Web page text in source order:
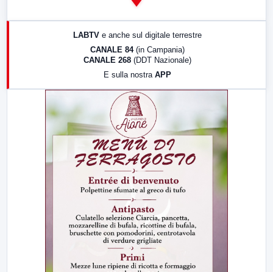
LABTV e anche sul digitale terrestre
CANALE 84 (in Campania)
CANALE 268 (DDT Nazionale)
E sulla nostra APP